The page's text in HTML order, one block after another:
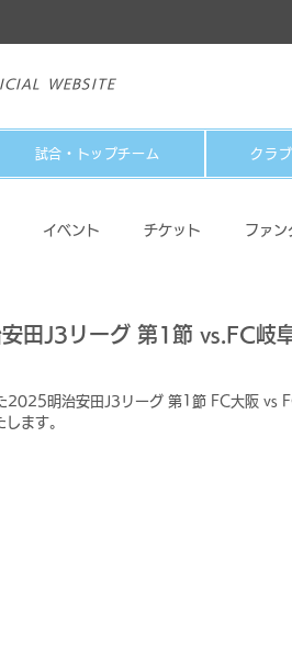
WEBSITE
試合・トップチーム クラ
イベント チケット ファン
田J3リーグ 第1節 vs.FC岐
2025明治安田J3リーグ 第1節 FC大阪 vs
ます。